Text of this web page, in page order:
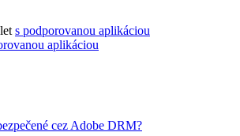
s podporovanou aplikáciou
aplikáciou
cez Adobe DRM?